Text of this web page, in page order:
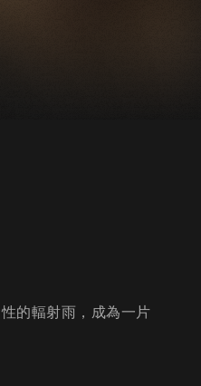
的輻射雨，成為一片